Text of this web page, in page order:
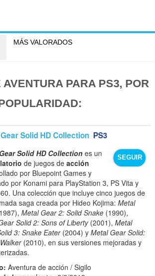
MÁS VALORADOS
PARA PS3, POR
Solid HD Collection PS3
SEGUIR
Solid HD Collection es un
de juegos deacción
por Bluepoint Games y
por Konami para PlayStation 3, PS Vita y
Una colección que incluye cinco juegos de
saga creada por Hideo Kojima:Metal
Metal Gear 2: Solid Snake (1990),
Solid 2: Sons of Liberty(2001),Metal
3: Snake Eater(2004) yMetal Gear Solid:
(2010), en sus versiones mejoradas y
Aventura de acción / Sigilo